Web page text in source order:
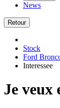
News
Retour
Stock
Ford
Interessee
Je veux